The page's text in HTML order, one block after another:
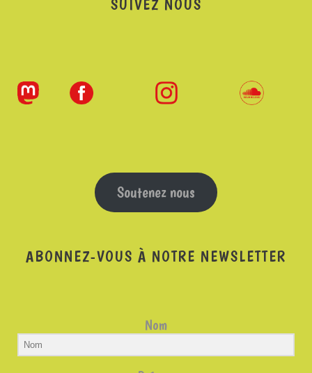
SUIVEZ NOUS
Soutenez nous
ABONNEZ-VOUS À NOTRE NEWSLETTER
Nom